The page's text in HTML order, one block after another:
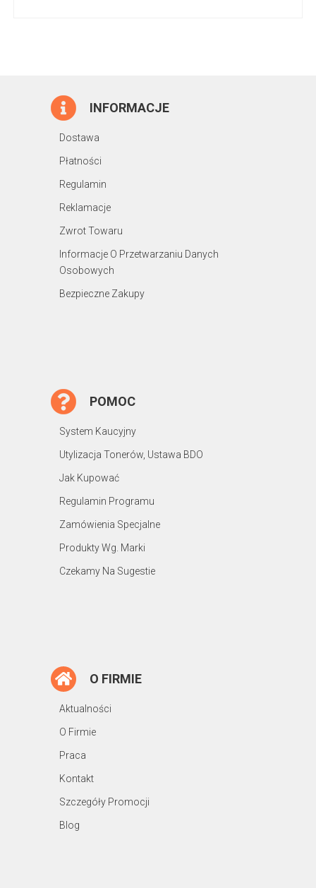
INFORMACJE
Dostawa
Płatności
Regulamin
Reklamacje
Zwrot Towaru
Informacje O Przetwarzaniu Danych
Osobowych
Bezpieczne Zakupy
POMOC
System Kaucyjny
Utylizacja Tonerów, Ustawa BDO
Jak Kupować
Regulamin Programu
Zamówienia Specjalne
Produkty Wg. Marki
Czekamy Na Sugestie
O FIRMIE
Aktualności
O Firmie
Praca
Kontakt
Szczegóły Promocji
Blog